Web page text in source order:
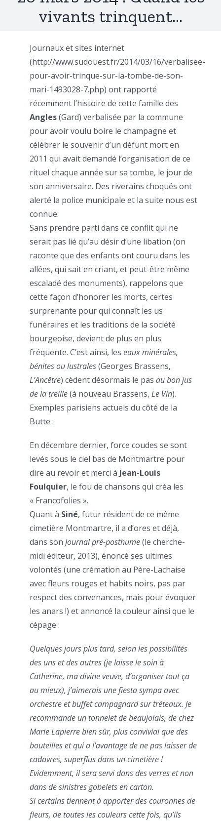
vivants trinquent…
Journaux et sites internet
(http://www.sudouest.fr/2014/03/16/verbalisee-
pour-avoir-trinque-sur-la-tombe-de-son-
mari-1493028-7.php) ont rapporté
récemment l’histoire de cette famille des
Angles(Gard) verbalisée par la commune
pour avoir voulu boire le champagne et
célébrer le souvenir d’un défunt mort en
2011 qui avait demandé l’organisation de ce
rituel chaque année sur sa tombe, le jour de
son anniversaire. Des riverains choqués ont
alerté la police municipale et la suite nous est
connue.
Sans prendre parti dans ce conflit qui ne
serait pas lié qu’au désir d’une libation (on
raconte que des enfants ont couru dans les
allées, qui sait en criant, et peut-être même
escaladé des monuments), rappelons que
cette façon d’honorer les morts, certes
surprenante pour qui connaît les us
funéraires et les traditions de la société
bourgeoise, devient de plus en plus
fréquente. C’est ainsi, les eaux minérales,
bénites ou lustrales(Georges Brassens,
L’Ancêtre) cèdent désormais le pas au bon jus
de la treille(à nouveau Brassens, Le Vin).
Exemples parisiens actuels du côté de la
Butte :
En décembre dernier, force coudes se sont
levés sous le ciel bas de Montmartre pour
dire au revoir et merci à Jean-Louis
Foulquier, le fou de chansons qui créa les
« Francofolies ».
Quant à Siné, futur résident de ce même
cimetière Montmartre, il a d’ores et déjà,
dans son Journal pré-posthume(le cherche-
midi éditeur, 2013), énoncé ses ultimes
volontés (une crémation au Père-Lachaise
avec fleurs rouges et habits noirs, pas par
respect des convenances, mais pour évoquer
les anars !) et annoncé la couleur ainsi que le
cépage :
Quelques jours plus tard, selon les possibilités
des uns et des autres (je laisse le soin à
Catherine, ma divine veuve, d’organiser tout ça
au mieux), j’aimerais une fiesta sympa avec
orchestre et buffet campagnard sur tréteaux. Je
recommande un tonnelet de beaujolais, de chez
Marie Lapierre bien sûr, plus convivial que des
bouteilles et qui a l’avantage de ne pas laisser de
cadavres, superflus dans un cimetière !
Evidemment, il sera servi dans des verres et non
dans de sinistres gobelets en carton.
Si certains tiennent à apporter des couronnes de
fleurs, de toutes les couleurs cette fois, qu’ils